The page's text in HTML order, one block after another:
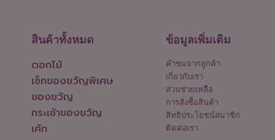
สินค้าทั้งหมด
ดอกไม้
เซ็ทของขวัญพิเศษ
ของขวัญ
กระเช้าของขวัญ
เค้ก
ข้อมูลเพิ่มเติม
คำชมจากลูกค้า
เกี่ยวกับเรา
ส่วนช่วยเหลือ
การสั่งซื้อสินค้า
สิทธิประโยชน์สมาชิก
ติดต่อเรา